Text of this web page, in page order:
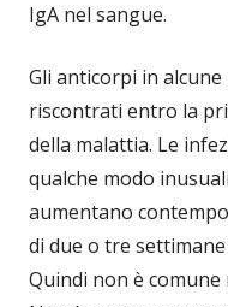
IgA nel sangue.
Gli anticorpi in
riscontrati entro la
della malattia. Le
qualche modo
aumentano
di due o tre
Quindi non è comune